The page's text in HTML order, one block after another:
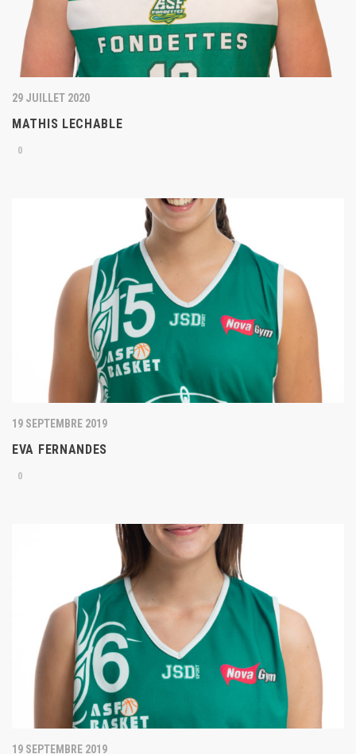
29 JUILLET 2020
MATHIS LECHABLE
0
19 SEPTEMBRE 2019
EVA FERNANDES
0
19 SEPTEMBRE 2019